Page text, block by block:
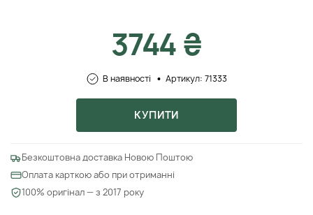
3744 ₴
В наявності Артикул: 71333
КУПИТИ
Безкоштовна доставка Новою Поштою
Оплата карткою або при отриманні
100% оригінал — з 2017 року